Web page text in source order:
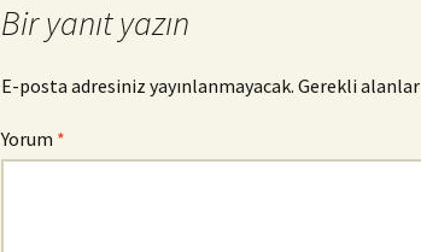
Bir yanıt yazın
E-posta adresiniz yayınlanmayacak. Gerekli alanlar
Yorum *